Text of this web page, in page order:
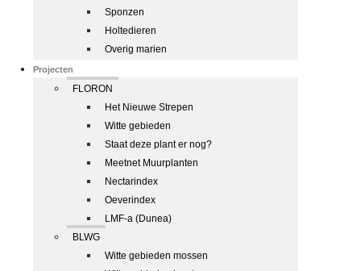
Sponzen
Holtedieren
Overig marien
Projecten
FLORON
Het Nieuwe Strepen
Witte gebieden
Staat deze plant er nog?
Meetnet Muurplanten
Nectarindex
Oeverindex
LMF-a (Dunea)
BLWG
Witte gebieden mossen